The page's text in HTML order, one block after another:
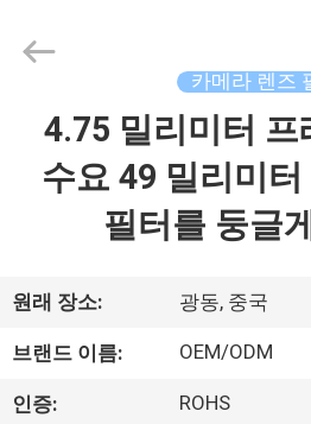
우
리
2026
Reserved.
카메라 렌즈
4.75 밀리미터 프
수요 49 밀리미
필터를 둥글
원래 장소: 광동, 중국
브랜드 이름: OEM/ODM
인증: ROHS